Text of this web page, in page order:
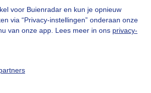
voor Buienradar en kun je opnieuw
via “Privacy-instellingen” onderaan onze
van onze app. Lees meer in ons privacy-